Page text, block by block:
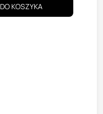
DO KOSZYKA